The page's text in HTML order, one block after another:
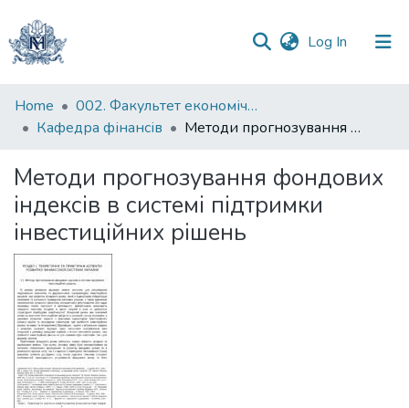
Log In (current)
Communities
&
All of DSpace
Statistics
Home
002. Факультет економічних наук
Кафедра фінансів
Методи прогнозування фондових індексів в системі підтримки інвестиційних рішень
Методи прогнозування фондових
індексів в системі підтримки
інвестиційних рішень